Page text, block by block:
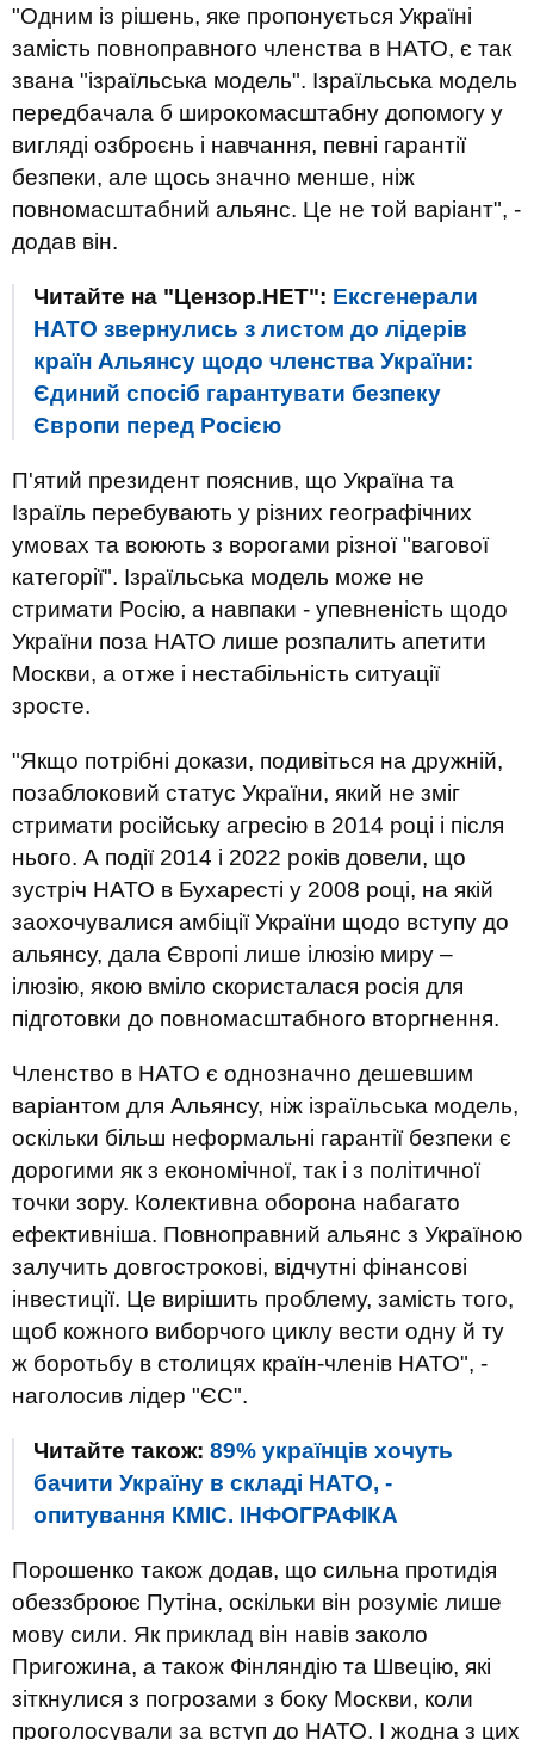
"Одним із рішень, яке пропонується Україні
замість повноправного членства в НАТО, є так
звана "ізраїльська модель". Ізраїльська модель
передбачала б широкомасштабну допомогу у
вигляді озброєнь і навчання, певні гарантії
безпеки, але щось значно менше, ніж
повномасштабний альянс. Це не той варіант", -
додав він.
Читайте на "Цензор.НЕТ": Ексгенерали
НАТО звернулись з листом до лідерів
країн Альянсу щодо членства України:
Єдиний спосіб гарантувати безпеку
Європи перед Росією
П'ятий президент пояснив, що Україна та
Ізраїль перебувають у різних географічних
умовах та воюють з ворогами різної "вагової
категорії". Ізраїльська модель може не
стримати Росію, а навпаки - упевненість щодо
України поза НАТО лише розпалить апетити
Москви, а отже і нестабільність ситуації
зросте.
"Якщо потрібні докази, подивіться на дружній,
позаблоковий статус України, який не зміг
стримати російську агресію в 2014 році і після
нього. А події 2014 і 2022 років довели, що
зустріч НАТО в Бухаресті у 2008 році, на якій
заохочувалися амбіції України щодо вступу до
альянсу, дала Європі лише ілюзію миру –
ілюзію, якою вміло скористалася росія для
підготовки до повномасштабного вторгнення.
Членство в НАТО є однозначно дешевшим
варіантом для Альянсу, ніж ізраїльська модель,
оскільки більш неформальні гарантії безпеки є
дорогими як з економічної, так і з політичної
точки зору. Колективна оборона набагато
ефективніша. Повноправний альянс з Україною
залучить довгострокові, відчутні фінансові
інвестиції. Це вирішить проблему, замість того,
щоб кожного виборчого циклу вести одну й ту
ж боротьбу в столицях країн-членів НАТО", -
наголосив лідер "ЄС".
Читайте також: 89% українців хочуть
бачити Україну в складі НАТО, -
опитування КМІС. ІНФОГРАФІКА
Порошенко також додав, що сильна протидія
обеззброює Путіна, оскільки він розуміє лише
мову сили. Як приклад він навів заколо
Пригожина, а також Фінляндію та Швецію, які
зіткнулися з погрозами з боку Москви, коли
проголосували за вступ до НАТО. І жодна з цих